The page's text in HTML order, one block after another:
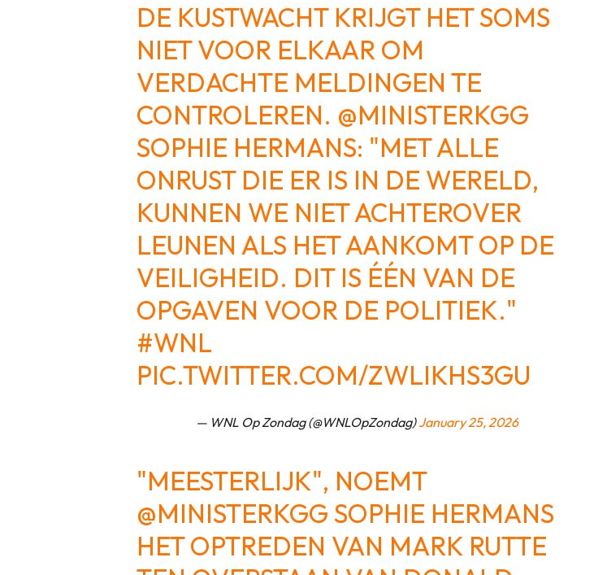
DE KUSTWACHT KRIJGT HET SOMS
NIET VOOR ELKAAR OM
VERDACHTE MELDINGEN TE
CONTROLEREN. @MINISTERKGG
SOPHIE HERMANS: "MET ALLE
ONRUST DIE ER IS IN DE WERELD,
KUNNEN WE NIET ACHTEROVER
LEUNEN ALS HET AANKOMT OP DE
VEILIGHEID. DIT IS ÉÉN VAN DE
OPGAVEN VOOR DE POLITIEK."
#WNL
PIC.TWITTER.COM/ZWLIKHS3GU
— WNL Op Zondag (@WNLOpZondag)January 25, 2026
"MEESTERLIJK", NOEMT
@MINISTERKGG SOPHIE HERMANS
HET OPTREDEN VAN MARK RUTTE